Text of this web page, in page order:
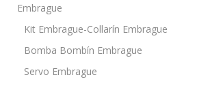
Embrague
Kit Embrague-Collarín Embrague
Bomba Bombín Embrague
Servo Embrague